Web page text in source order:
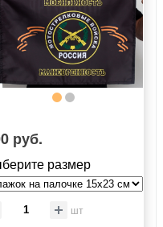
руб.
размер
шт